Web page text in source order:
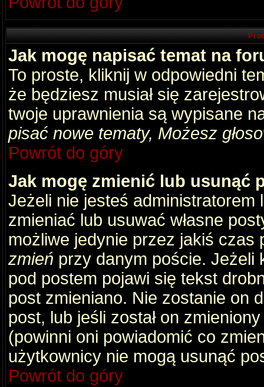
Jak mogę napisać temat na
To proste, kliknij w odpowiedni
że będziesz musiał się
twoje uprawnienia są wypisane
pisać nowe tematy, Możesz
Powrót do góry
Jak mogę zmienić lub usunąć
Jeżeli nie jesteś
zmieniać lub usuwać własne
możliwe jedynie przez jakiś
zmień przy danym poście. Jeżeli
pod postem pojawi się tekst
post zmieniano. Nie zostanie on
post, lub jeśli został on
(powinni oni powiadomić co
użytkownicy nie mogą usunąć
Powrót do góry